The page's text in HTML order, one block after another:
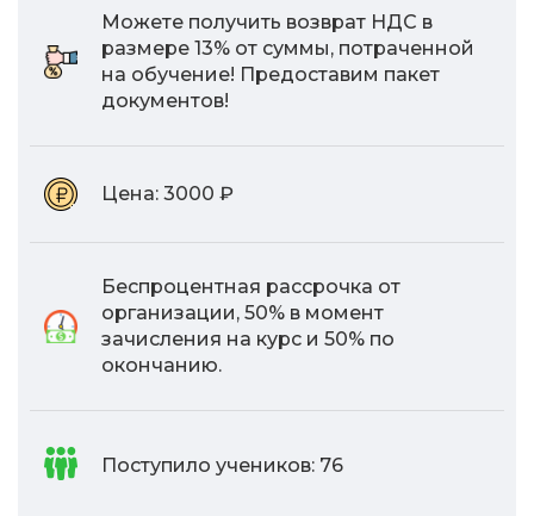
Можете получить возврат НДС в
размере 13% от суммы, потраченной
на обучение! Предоставим пакет
документов!
Цена: 3000 ₽
Беспроцентная рассрочка от
организации, 50% в момент
зачисления на курс и 50% по
окончанию.
Поступило учеников: 76